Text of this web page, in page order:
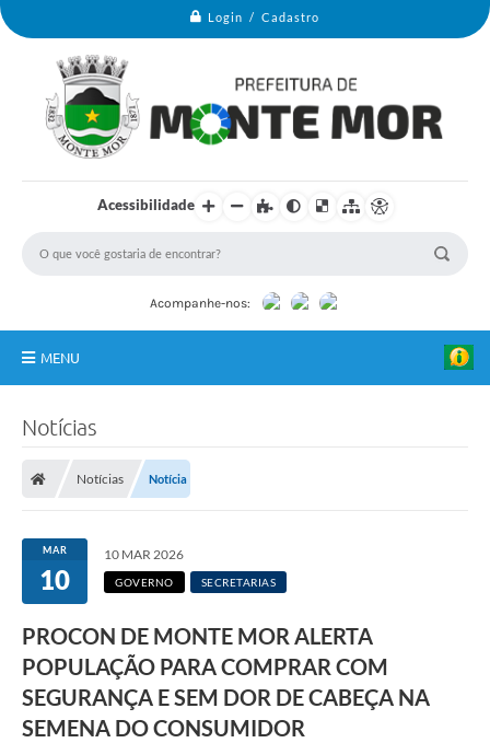
Login / Cadastro
Acessibilidade
Acompanhe-nos:
MENU
Portal do Cidadão
Links Úteis
A Prefeitura
Ouvidoria
Notícias
Notícias Notícia
MAR
10
10 MAR 2026
GOVERNO SECRETARIAS
PROCON DE MONTE MOR ALERTA
POPULAÇÃO PARA COMPRAR COM
SEGURANÇA E SEM DOR DE CABEÇA NA
SEMENA DO CONSUMIDOR
m
i
t
u
a
d
e
M
o